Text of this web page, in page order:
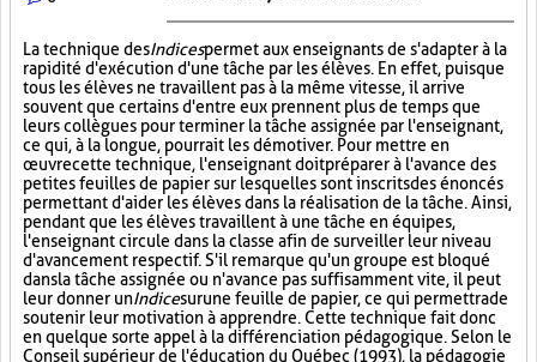
La technique desIndicespermet aux enseignants de s'adapter à la
rapidité d'exécution d'une tâche par les élèves. En effet, puisque
tous les élèves ne travaillent pas à la même vitesse, il arrive
souvent que certains d'entre eux prennent plus de temps que
leurs collègues pour terminer la tâche assignée par l'enseignant,
ce qui, à la longue, pourrait les démotiver. Pour mettre en
œuvre cette technique, l'enseignant doit préparer à l'avance des
petites feuilles de papier sur lesquelles sont inscrits des énoncés
permettant d'aider les élèves dans la réalisation de la tâche. Ainsi,
pendant que les élèves travaillent à une tâche en équipes,
l'enseignant circule dans la classe afin de surveiller leur niveau
d'avancement respectif. S'il remarque qu'un groupe est bloqué
dans la tâche assignée ou n'avance pas suffisamment vite, il peut
leur donner unIndicesurune feuille de papier, ce qui permettra de
soutenir leur motivation à apprendre. Cette technique fait donc
en quelque sorte appel à la différenciation pédagogique. Selon le
Conseil supérieur de l'éducation du Québec (1993), la pédagogie